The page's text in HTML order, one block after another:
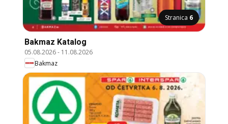
Stranica 6
Bakmaz Katalog
05.08.2026- 11.08.2026
Bakmaz